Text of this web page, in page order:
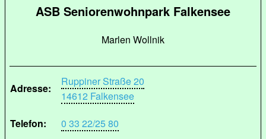
ASB Seniorenwohnpark Falkensee
Marlen Wollnik
Adresse:
Ruppiner Straße 20
14612 Falkensee
Telefon:
0 33 22/25 80